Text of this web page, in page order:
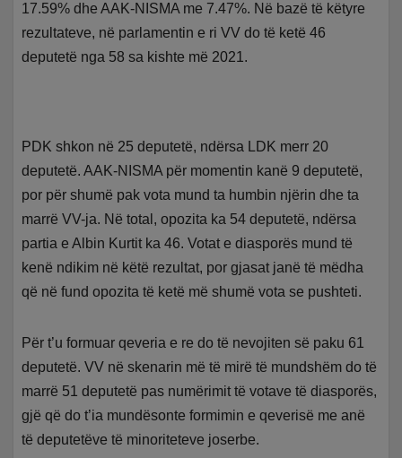
17.59% dhe AAK-NISMA me 7.47%. Në bazë të këtyre
rezultateve, në parlamentin e ri VV do të ketë 46
deputetë nga 58 sa kishte më 2021.
PDK shkon në 25 deputetë, ndërsa LDK merr 20
deputetë. AAK-NISMA për momentin kanë 9 deputetë,
por për shumë pak vota mund ta humbin njërin dhe ta
marrë VV-ja. Në total, opozita ka 54 deputetë, ndërsa
partia e Albin Kurtit ka 46. Votat e diasporës mund të
kenë ndikim në këtë rezultat, por gjasat janë të mëdha
që në fund opozita të ketë më shumë vota se pushteti.
Për t’u formuar qeveria e re do të nevojiten së paku 61
deputetë. VV në skenarin më të mirë të mundshëm do të
marrë 51 deputetë pas numërimit të votave të diasporës,
gjë që do t’ia mundësonte formimin e qeverisë me anë
të deputetëve të minoriteteve joserbe.